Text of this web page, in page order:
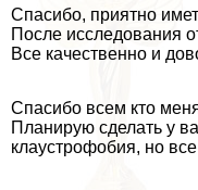
Спасибо, приятно
После исследования
Все качественно и
Спасибо всем кто
Планирую сделать у
клаустрофобия, но